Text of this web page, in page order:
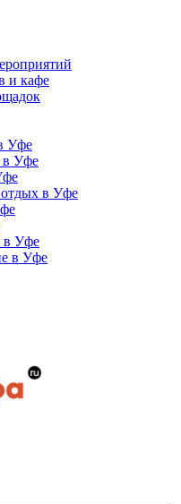
и кафе
Уфе
в Уфе
в Уфе
в Уфе
в Уфе